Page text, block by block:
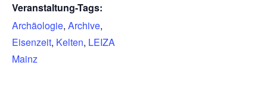
Veranstaltung-Tags:
Archäologie, Archive,
Eisenzeit, Kelten, LEIZA
Mainz